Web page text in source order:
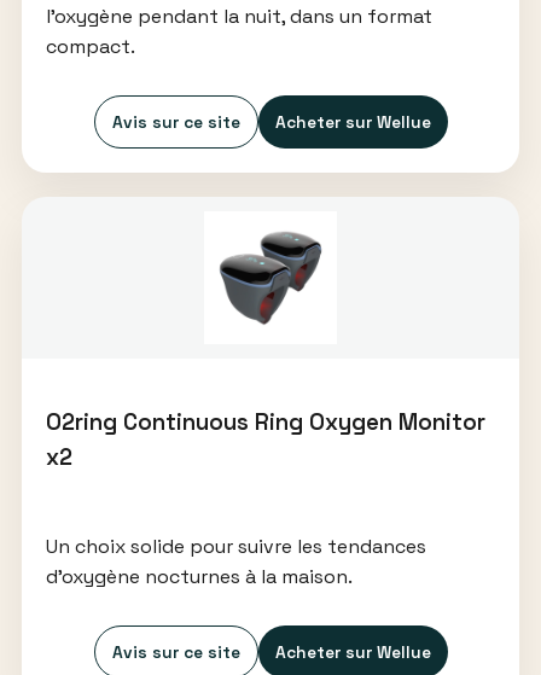
l’oxygène pendant la nuit, dans un format
compact.
Avis sur ce site Acheter sur Wellue
O2ring Continuous Ring Oxygen Monitor
x2
Un choix solide pour suivre les tendances
d’oxygène nocturnes à la maison.
Avis sur ce site Acheter sur Wellue